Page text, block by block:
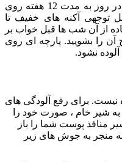
روغن درخت چای هنگامی که دو بار در روز به مدت 12 هفته روی
توجهی آکنه های خفیف تا
از آن شب ها قبل خواب بر
را بشویید. پارچه ای روی
نشود.
برای رفع آلودگی های
به شیر خام ، صورت خود را
منافذ پوست شما را باز
منجر به جوش های زیر